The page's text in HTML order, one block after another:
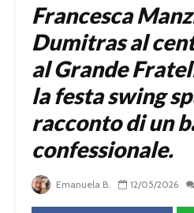
Francesca
Dumitras al
al Grande
la festa swing
racconto di un
confessionale.
Emanuela B. 12/05/2026